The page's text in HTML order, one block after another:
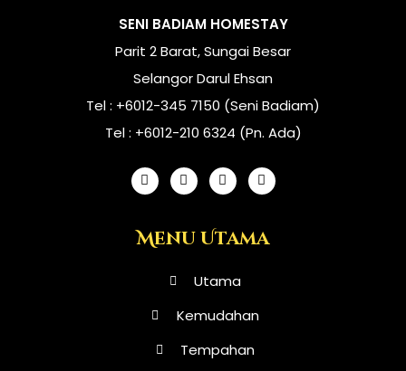
SENI BADIAM HOMESTAY
Parit 2 Barat, Sungai Besar
Selangor Darul Ehsan
Tel : +6012-345 7150 (Seni Badiam)
Tel : +6012-210 6324 (Pn. Ada)
F
a
c
b
o
I
n
s
a
g
m
T
i
k
o
k
Y
o
u
u
b
Menu Utama
Utama
Kemudahan
Tempahan